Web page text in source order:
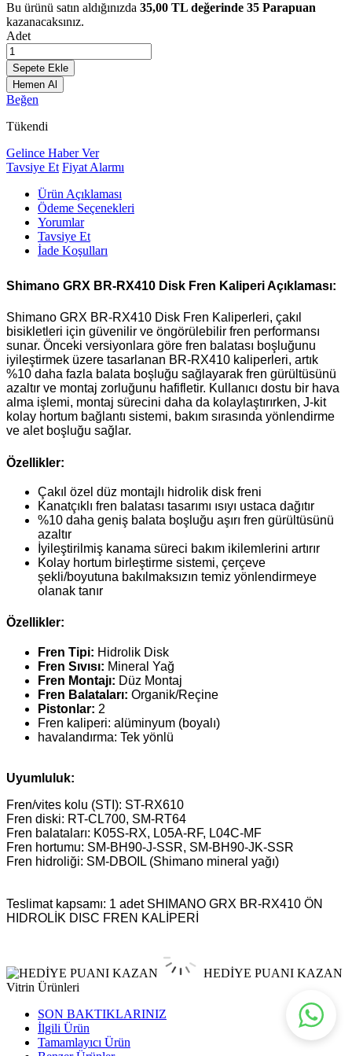
Bu ürünü satın aldığınızda 35,00 TL değerinde 35 Parapuan
kazanacaksınız.
Adet
Sepete Ekle
Hemen Al
Beğen
Tükendi
Gelince Haber Ver
Tavsiye Et Fiyat Alarmı
Ürün Açıklaması
Ödeme Seçenekleri
Yorumlar
Tavsiye Et
İade Koşulları
Shimano GRX BR-RX410 Disk Fren Kaliperi Açıklaması:
Shimano GRX BR-RX410 Disk Fren Kaliperleri, çakıl
bisikletleri için güvenilir ve öngörülebilir fren performansı
sunar. Önceki versiyonlara göre fren balatası boşluğunu
iyileştirmek üzere tasarlanan BR-RX410 kaliperleri, artık
%10 daha fazla balata boşluğu sağlayarak fren gürültüsünü
azaltır ve montaj zorluğunu hafifletir. Kullanıcı dostu bir hava
alma işlemi, montaj sürecini daha da kolaylaştırırken, J-kit
kolay hortum bağlantı sistemi, bakım sırasında yönlendirme
ve alet boşluğu sağlar.
Özellikler:
Çakıl özel düz montajlı hidrolik disk freni
Kanatçıklı fren balatası tasarımı ısıyı ustaca dağıtır
%10 daha geniş balata boşluğu aşırı fren gürültüsünü
azaltır
İyileştirilmiş kanama süreci bakım ikilemlerini artırır
Kolay hortum birleştirme sistemi, çerçeve
şekli/boyutuna bakılmaksızın temiz yönlendirmeye
olanak tanır
Özellikler:
Fren Tipi: Hidrolik Disk
Fren Sıvısı: Mineral Yağ
Fren Montajı: Düz Montaj
Fren Balataları: Organik/Reçine
Pistonlar: 2
Fren kaliperi: alüminyum (boyalı)
havalandırma: Tek yönlü
Uyumluluk:
Fren/vites kolu (STI): ST-RX610
Fren diski: RT-CL700, SM-RT64
Fren balataları: K05S-RX, L05A-RF, L04C-MF
Fren hortumu: SM-BH90-J-SSR, SM-BH90-JK-SSR
Fren hidroliği: SM-DBOIL (Shimano mineral yağı)
Teslimat kapsamı: 1 adet SHIMANO GRX BR-RX410 ÖN
HIDROLİK DISC FREN KALİPERİ
HEDİYE PUANI KAZAN
Vitrin Ürünleri
SON BAKTIKLARINIZ
İlgili Ürün
Tamamlayıcı Ürün